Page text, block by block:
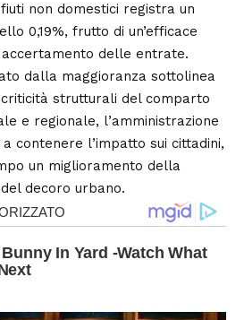
non domestici registra un
0,19%, frutto di un’efficace
delle entrate.
dalla maggioranza sottolinea
strutturali del comparto
e regionale, l’amministrazione
contenere l’impatto sui cittadini,
un miglioramento della
decoro urbano.